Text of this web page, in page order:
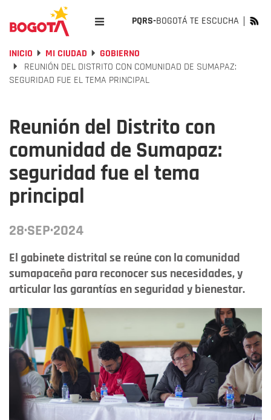
PQRS-BOGOTÁ TE ESCUCHA
INICIO MI CIUDAD
GOBIERNO
REUNIÓN DEL DISTRITO CON COMUNIDAD DE SUMAPAZ:
SEGURIDAD FUE EL TEMA PRINCIPAL
Reunión del Distrito con
comunidad de Sumapaz:
seguridad fue el tema
principal
28·SEP·2024
El gabinete distrital se reúne con la comunidad
sumapaceña para reconocer sus necesidades, y
articular las garantías en seguridad y bienestar.